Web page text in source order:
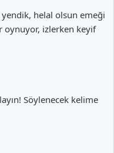
yendik, helal olsun emeği
oynuyor, izlerken keyif
Söylenecek kelime